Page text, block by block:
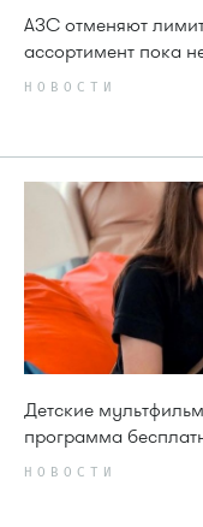
АЗС отменяют
ассортимент пока
НОВОСТИ
Детские
программа
НОВОСТИ